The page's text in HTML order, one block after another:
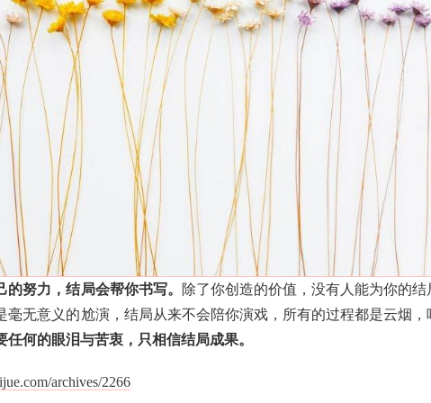
努力，结局会帮你书写。
除了你创造的价值，没有人能为你的结
无意义的尬演，结局从来不会陪你演戏，所有的过程都是云烟，
任何的眼泪与苦衷，只相信结局成果。
archives/2266